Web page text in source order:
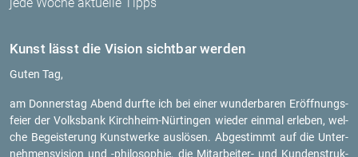
jede Woche aktuelle Tipps
Kunst lässt die Vi­si­on sicht­bar wer­den
Guten Tag,
am Don­ners­tag Abend durf­te ich bei einer wun­der­ba­ren Er­öff­nungs­
fei­er der Volks­bank Kirch­heim-Nür­tin­gen wie­der ein­mal er­le­ben, wel­
che Be­geis­te­rung Kunst­wer­ke aus­lö­sen. Ab­ge­stimmt auf die Un­ter­
neh­mens­vi­si­on und -phi­lo­so­phie, die Mit­ar­bei­ter- und Kun­den­struk­